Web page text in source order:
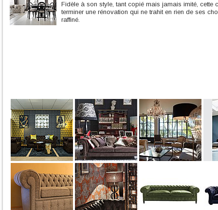
Fidèle à son style, tant copié mais jamais imité, cette
terminer une rénovation qui ne trahit en rien de ses
raffiné.